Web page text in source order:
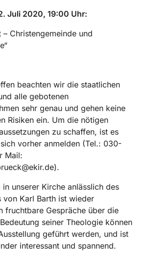
Juli 2020, 19:00 Uhr:
– Christengemeinde und
beachten wir die staatlichen
alle gebotenen
sehr genau und gehen keine
Risiken ein. Um die nötigen
zu schaffen, ist es
vorher anmelden (Tel.: 030-
Mail:
in unserer Kirche anlässlich des
von Karl Barth ist wieder
fruchtbare Gespräche über die
seiner Theologie können
geführt werden, und ist
interessant und spannend.